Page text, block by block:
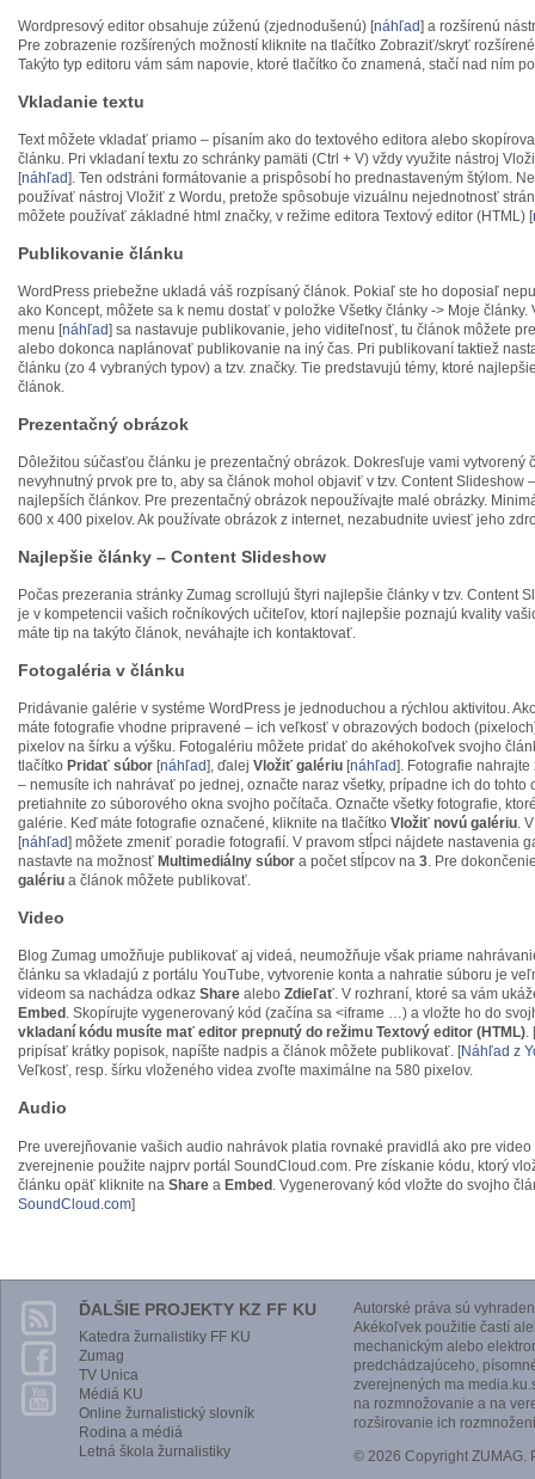
Wordpresový editor obsahuje zúženú (zjednodušenú) [náhľad] a rozšírenú
Pre zobrazenie rozšírených možností kliknite na tlačítko Zobraziť/skryť
Takýto typ editoru vám sám napovie, ktoré tlačítko čo znamená, stačí nad ním
Vkladanie textu
Text môžete vkladať priamo – písaním ako do textového editora alebo
článku. Pri vkladaní textu zo schránky pamäti (Ctrl + V) vždy využite nástroj
[náhľad]. Ten odstráni formátovanie a prispôsobí ho prednastaveným štýlom.
používať nástroj Vložiť z Wordu, pretože spôsobuje vizuálnu nejednotnosť
môžete používať základné html značky, v režime editora Textový editor (HTML) [
Publikovanie článku
WordPress priebežne ukladá váš rozpísaný článok. Pokiaľ ste ho doposiaľ
ako Koncept, môžete sa k nemu dostať v položke Všetky články -> Moje články.
menu [náhľad] sa nastavuje publikovanie, jeho viditeľnosť, tu článok môžete
alebo dokonca naplánovať publikovanie na iný čas. Pri publikovaní taktiež
článku (zo 4 vybraných typov) a tzv. značky. Tie predstavujú témy, ktoré
článok.
Prezentačný obrázok
Dôležitou súčasťou článku je prezentačný obrázok. Dokresľuje vami vytvorený
nevyhnutný prvok pre to, aby sa článok mohol objaviť v tzv. Content Slideshow
najlepších článkov. Pre prezentačný obrázok nepoužívajte malé obrázky.
600 x 400 pixelov. Ak používate obrázok z internet, nezabudnite uviesť jeho
Najlepšie články – Content Slideshow
Počas prezerania stránky Zumag scrollujú štyri najlepšie články v tzv. Content
je v kompetencii vašich ročníkových učiteľov, ktorí najlepšie poznajú kvality
máte tip na takýto článok, neváhajte ich kontaktovať.
Fotogaléria v článku
Pridávanie galérie v systéme WordPress je jednoduchou a rýchlou aktivitou.
máte fotografie vhodne pripravené – ich veľkosť v obrazových bodoch
pixelov na šírku a výšku. Fotogalériu môžete pridať do akéhokoľvek svojho
tlačítko Pridať súbor [náhľad], ďalej Vložiť galériu [náhľad]. Fotografie
– nemusíte ich nahrávať po jednej, označte naraz všetky, prípadne ich do tohto
pretiahnite zo súborového okna svojho počítača. Označte všetky fotografie,
galérie. Keď máte fotografie označené, kliknite na tlačítko Vložiť novú galériu.
[náhľad] môžete zmeniť poradie fotografií. V pravom stĺpci nájdete nastavenia
nastavte na možnosť Multimediálny súbor a počet stĺpcov na 3. Pre
galériu a článok môžete publikovať.
Video
Blog Zumag umožňuje publikovať aj videá, neumožňuje však priame
článku sa vkladajú z portálu YouTube, vytvorenie konta a nahratie súboru je
videom sa nachádza odkaz Share alebo Zdieľať. V rozhraní, ktoré sa vám
Embed . Skopírujte vygenerovaný kód (začína sa <iframe …) a vložte ho do
vkladaní kódu musíte mať editor prepnutý do režimu Textový editor (HTML). [
pripísať krátky popisok, napíšte nadpis a článok môžete publikovať. [Náhľad z
Veľkosť, resp. šírku vloženého videa zvoľte maximálne na 580 pixelov.
Audio
Pre uverejňovanie vašich audio nahrávok platia rovnaké pravidlá ako pre video
zverejnenie použite najprv portál SoundCloud.com. Pre získanie kódu, ktorý
článku opäť kliknite na Share a Embed . Vygenerovaný kód vložte do svojho
SoundCloud.com]
ĎALŠIE PROJEKTY KZ FF KU
Katedra žurnalistiky FF KU
Zumag
TV Unica
Médiá KU
Online žurnalistický slovník
Rodina a médiá
Letná škola žurnalistiky
Autorské práva sú
Akékoľvek použitie častí
mechanickým alebo
predchádzajúceho,
zverejnených ma
na rozmnožovanie a na
rozširovanie ich
© 2026 Copyright ZUMAG.